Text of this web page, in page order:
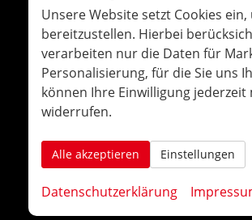
ÖFFNUNGSZEITEN.
Montag bis Freitag:
10:00 Uhr-12:00 Uhr / 14:00
Weitere Termine nach
AAutohaus Konrad in Bruchsal. Ihr Partner für EU-
gepflegten Gebrauchtwagen in der Region und
Unsere Website setzt Cookies
bereitzustellen. Hierbei
verarbeiten nur die Daten für
Personalisierung, für die Sie uns
können Ihre Einwilligung
widerrufen.
Alle akzeptieren Einstellungen
Datenschutzerklärung